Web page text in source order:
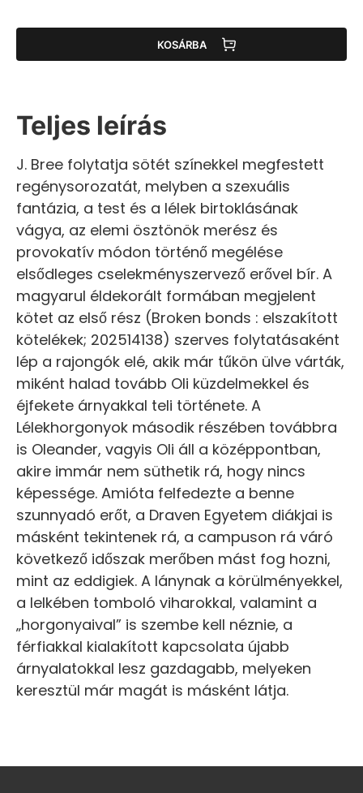
KOSÁRBA
Teljes leírás
J. Bree folytatja sötét színekkel megfestett
regénysorozatát, melyben a szexuális
fantázia, a test és a lélek birtoklásának
vágya, az elemi ösztönök merész és
provokatív módon történő megélése
elsődleges cselekményszervező erővel bír. A
magyarul éldekorált formában megjelent
kötet az első rész (Broken bonds : elszakított
kötelékek; 202514138) szerves folytatásaként
lép a rajongók elé, akik már tűkön ülve várták,
miként halad tovább Oli küzdelmekkel és
éjfekete árnyakkal teli története. A
Lélekhorgonyok második részében továbbra
is Oleander, vagyis Oli áll a középpontban,
akire immár nem süthetik rá, hogy nincs
képessége. Amióta felfedezte a benne
szunnyadó erőt, a Draven Egyetem diákjai is
másként tekintenek rá, a campuson rá váró
következő időszak merőben mást fog hozni,
mint az eddigiek. A lánynak a körülményekkel,
a lelkében tomboló viharokkal, valamint a
„horgonyaival” is szembe kell néznie, a
férfiakkal kialakított kapcsolata újabb
árnyalatokkal lesz gazdagabb, melyeken
keresztül már magát is másként látja.